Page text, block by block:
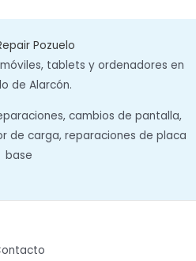
Pozuelo
tablets y ordenadores en
de Alarcón.
cambios de pantalla,
de carga, reparaciones de placa
base